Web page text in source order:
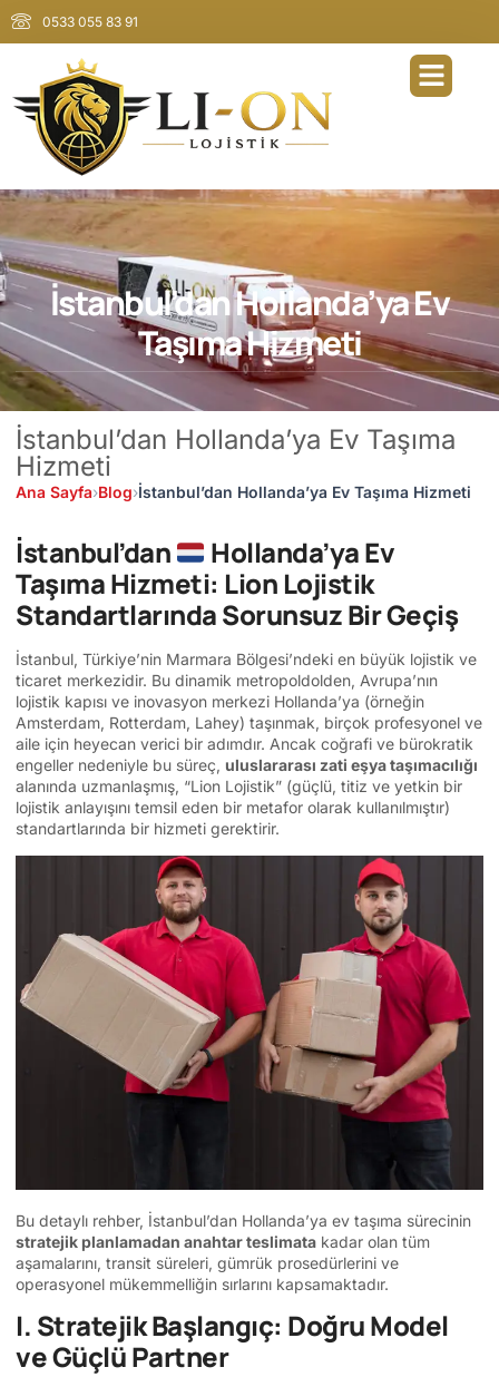
0533 055 83 91
İstanbul’dan Hollanda’ya Ev
Taşıma Hizmeti
İstanbul’dan Hollanda’ya Ev Taşıma
Hizmeti
Ana Sayfa›Blog›İstanbul’dan Hollanda’ya Ev Taşıma Hizmeti
İstanbul’dan
Hollanda’ya Ev
Taşıma Hizmeti: Lion Lojistik
Standartlarında Sorunsuz Bir Geçiş
İstanbul, Türkiye’nin Marmara Bölgesi’ndeki en büyük lojistik ve
ticaret merkezidir. Bu dinamik metropoldolden, Avrupa’nın
lojistik kapısı ve inovasyon merkezi Hollanda’ya (örneğin
Amsterdam, Rotterdam, Lahey) taşınmak, birçok profesyonel ve
aile için heyecan verici bir adımdır. Ancak coğrafi ve bürokratik
engeller nedeniyle bu süreç, uluslararası zati eşya taşımacılığı
alanında uzmanlaşmış, “Lion Lojistik” (güçlü, titiz ve yetkin bir
lojistik anlayışını temsil eden bir metafor olarak kullanılmıştır)
standartlarında bir hizmeti gerektirir.
Bu detaylı rehber, İstanbul’dan Hollanda’ya ev taşıma sürecinin
stratejik planlamadan anahtar teslimata kadar olan tüm
aşamalarını, transit süreleri, gümrük prosedürlerini ve
operasyonel mükemmelliğin sırlarını kapsamaktadır.
I. Stratejik Başlangıç: Doğru Model
ve Güçlü Partner